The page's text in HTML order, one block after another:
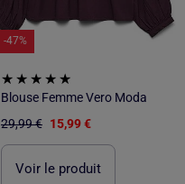
-47%
Blouse Femme Vero Moda
29,99 € 15,99 €
Voir le produit